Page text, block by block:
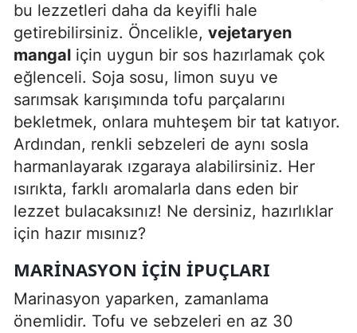
bu lezzetleri daha da keyifli hale
getirebilirsiniz. Öncelikle, vejetaryen
mangal için uygun bir sos hazırlamak çok
eğlenceli. Soja sosu, limon suyu ve
sarımsak karışımında tofu parçalarını
bekletmek, onlara muhteşem bir tat katıyor.
Ardından, renkli sebzeleri de aynı sosla
harmanlayarak ızgaraya alabilirsiniz. Her
ısırıkta, farklı aromalarla dans eden bir
lezzet bulacaksınız! Ne dersiniz, hazırlıklar
için hazır mısınız?
MARINASYON İÇIN İPUÇLARI
Marinasyon yaparken, zamanlama
önemlidir. Tofu ve sebzeleri en az 30